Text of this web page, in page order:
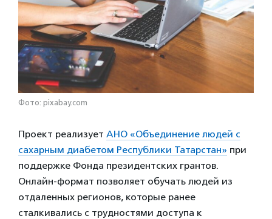
Фото: pixabay.com
Проект реализует АНО «Объединение людей с
сахарным диабетом Республики Татарстан» при
поддержке Фонда президентских грантов.
Онлайн-формат позволяет обучать людей из
отдаленных регионов, которые ранее
сталкивались с трудностями доступа к